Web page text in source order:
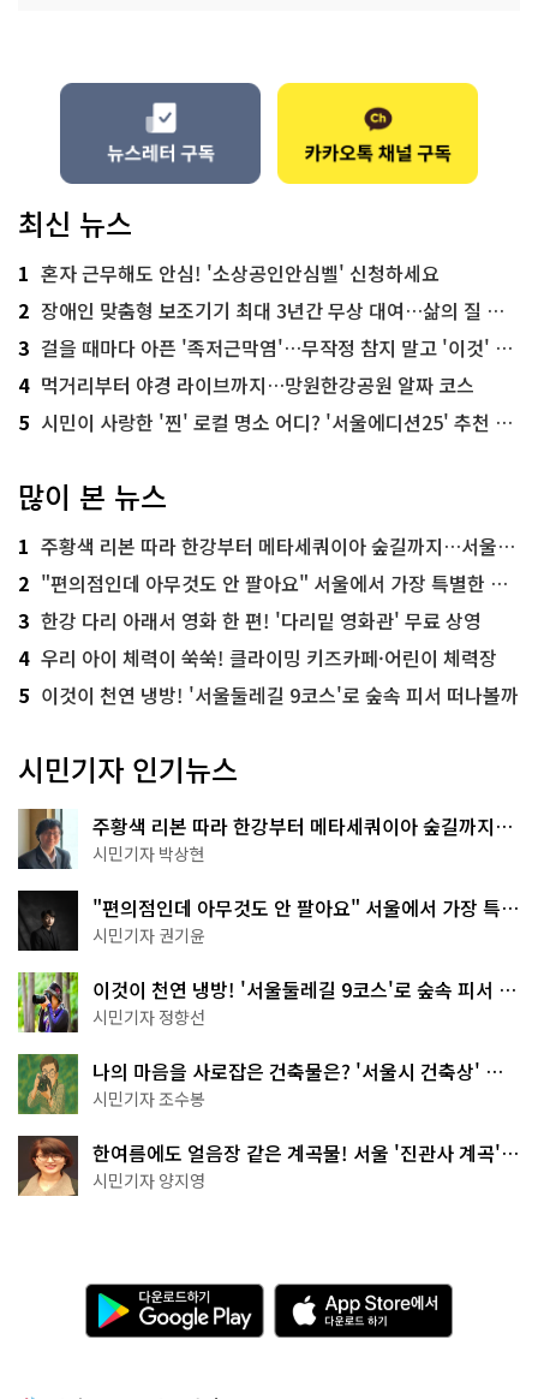
최신 뉴스
1 혼자 근무해도 안심! '소상공인안심벨' 신청하세요
2 장애인 맞춤형 보조기기 최대 3년간 무상 대여…삶의 질 높인다
3 걸을 때마다 아픈 '족저근막염'…무작정 참지 말고 '이것' 해보세요!
4 먹거리부터 야경 라이브까지…망원한강공원 알짜 코스
5 시민이 사랑한 '찐' 로컬 명소 어디? '서울에디션25' 추천 코스
많이 본 뉴스
1 주황색 리본 따라 한강부터 메타세쿼이아 숲길까지…서울둘레길 15코스
2 "편의점인데 아무것도 안 팔아요" 서울에서 가장 특별한 편의점의 정체
3 한강 다리 아래서 영화 한 편! '다리밑 영화관' 무료 상영
4 우리 아이 체력이 쑥쑥! 클라이밍 키즈카페·어린이 체력장
5 이것이 천연 냉방! '서울둘레길 9코스'로 숲속 피서 떠나볼까
시민기자 인기뉴스
주황색 리본 따라 한강부터 메타세쿼이아 숲길까지…
서울둘레길 15코스
시민기자 박상현
"편의점인데 아무것도 안 팔아요" 서울에서 가장 특별
한 편의점의 정체
시민기자 권기윤
이것이 천연 냉방! '서울둘레길 9코스'로 숲속 피서 떠
나볼까
시민기자 정향선
나의 마음을 사로잡은 건축물은? '서울시 건축상' 수
상작 공개!
시민기자 조수봉
한여름에도 얼음장 같은 계곡물! 서울 '진관사 계곡'이
천국이네~
시민기자 양지영
다
운
로
A
p
p